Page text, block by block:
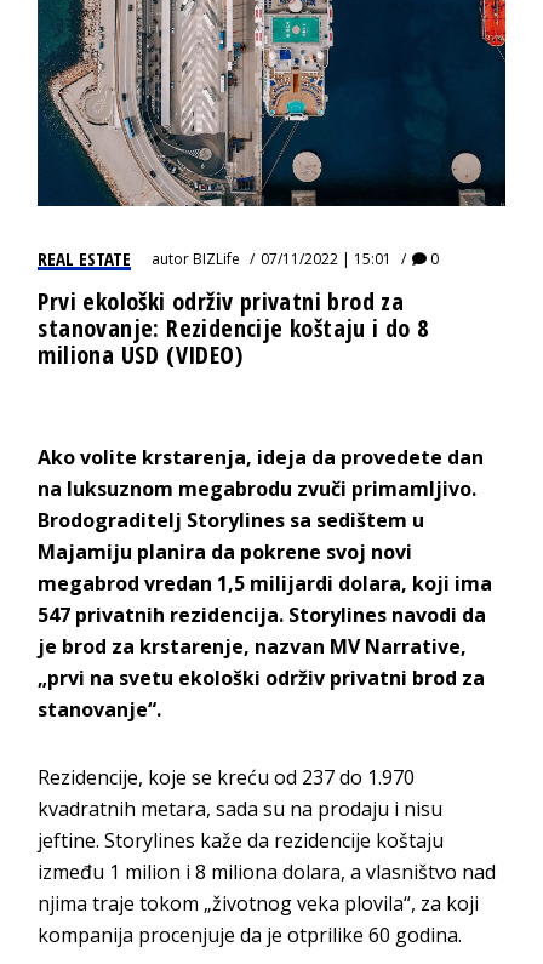
REAL ESTATE autorBIZLife 07/11/2022 | 15:01 0
Prvi ekološki održiv privatni brod za
stanovanje: Rezidencije koštaju i do 8
miliona USD (VIDEO)
Ako volite krstarenja, ideja da provedete dan
na luksuznom megabrodu zvuči primamljivo.
Brodograditelj Storylines sa sedištem u
Majamiju planira da pokrene svoj novi
megabrod vredan 1,5 milijardi dolara, koji ima
547 privatnih rezidencija. Storylines navodi da
je brod za krstarenje, nazvan MV Narrative,
„prvi na svetu ekološki održiv privatni brod za
stanovanje“.
Rezidencije, koje se kreću od 237 do 1.970
kvadratnih metara, sada su na prodaju i nisu
jeftine. Storylines kaže da rezidencije koštaju
između 1 milion i 8 miliona dolara, a vlasništvo nad
njima traje tokom „životnog veka plovila“, za koji
kompanija procenjuje da je otprilike 60 godina.